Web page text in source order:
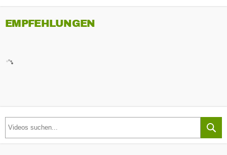
EMPFEHLUNGEN